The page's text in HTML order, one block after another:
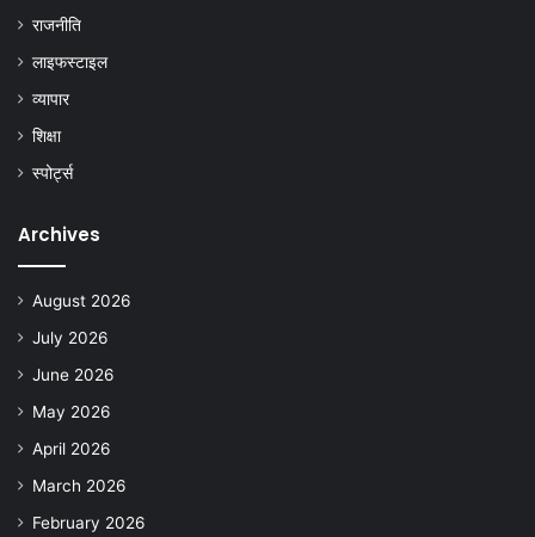
राजनीति
लाइफस्टाइल
व्यापार
शिक्षा
स्पोर्ट्स
Archives
August 2026
July 2026
June 2026
May 2026
April 2026
March 2026
February 2026